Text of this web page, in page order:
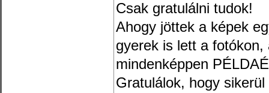
Csak gratulálni tudok!
Ahogy jöttek a képek
gyerek is lett a
mindenképpen
Gratulálok, hogy